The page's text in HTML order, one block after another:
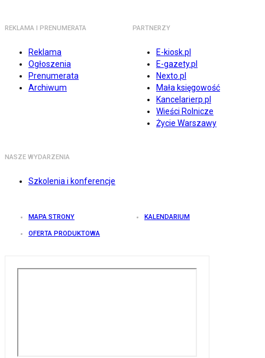
REKLAMA I PRENUMERATA
Reklama
Ogłoszenia
Prenumerata
Archiwum
PARTNERZY
E-kiosk.pl
E-gazety.pl
Nexto.pl
Mała księgowość
Kancelarierp.pl
Wieści Rolnicze
Życie Warszawy
NASZE WYDARZENIA
Szkolenia i konferencje
MAPA STRONY KALENDARIUM
OFERTA PRODUKTOWA